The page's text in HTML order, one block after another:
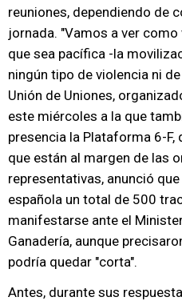
reuniones, dependiendo de
jornada. "Vamos a ver
que sea pacífica -la
ningún tipo de violencia ni
Unión de Uniones,
este miércoles a la que
presencia la Plataforma 6-
que están al margen de las
representativas, anunció
española un total de 500
manifestarse ante el
Ganadería, aunque
podría quedar "corta".
Antes, durante sus